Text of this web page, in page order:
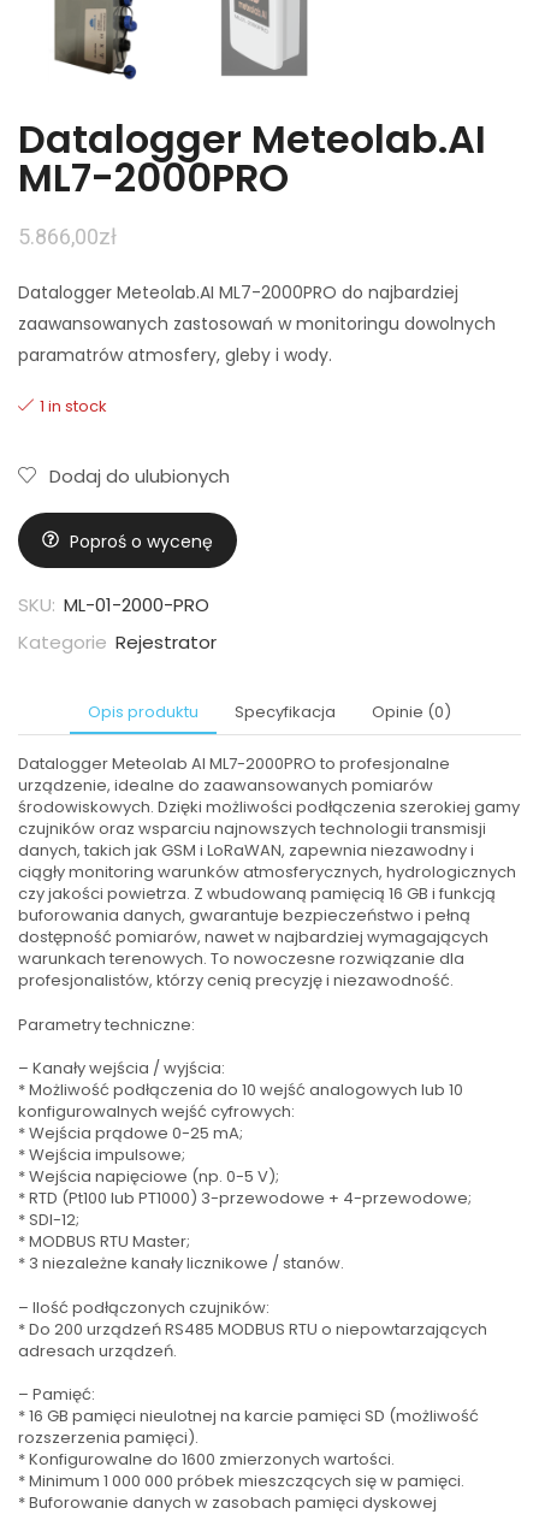
Datalogger Meteolab.AI
ML7-2000PRO
5.866,00zł
Datalogger Meteolab.AI ML7-2000PRO do najbardziej
zaawansowanych zastosowań w monitoringu dowolnych
paramatrów atmosfery, gleby i wody.
1 in stock
Dodaj do ulubionych
Poproś o wycenę
SKU: ML-01-2000-PRO
Kategorie Rejestrator
Opis produktu Specyfikacja Opinie (0)
Datalogger Meteolab AI ML7-2000PRO to profesjonalne
urządzenie, idealne do zaawansowanych pomiarów
środowiskowych. Dzięki możliwości podłączenia szerokiej gamy
czujników oraz wsparciu najnowszych technologii transmisji
danych, takich jak GSM i LoRaWAN, zapewnia niezawodny i
ciągły monitoring warunków atmosferycznych, hydrologicznych
czy jakości powietrza. Z wbudowaną pamięcią 16 GB i funkcją
buforowania danych, gwarantuje bezpieczeństwo i pełną
dostępność pomiarów, nawet w najbardziej wymagających
warunkach terenowych. To nowoczesne rozwiązanie dla
profesjonalistów, którzy cenią precyzję i niezawodność.
Parametry techniczne:
– Kanały wejścia / wyjścia:
* Możliwość podłączenia do 10 wejść analogowych lub 10
konfigurowalnych wejść cyfrowych:
* Wejścia prądowe 0-25 mA;
* Wejścia impulsowe;
* Wejścia napięciowe (np. 0-5 V);
* RTD (Pt100 lub PT1000) 3-przewodowe + 4-przewodowe;
* SDI-12;
* MODBUS RTU Master;
* 3 niezależne kanały licznikowe / stanów.
– Ilość podłączonych czujników:
* Do 200 urządzeń RS485 MODBUS RTU o niepowtarzających
adresach urządzeń.
– Pamięć:
* 16 GB pamięci nieulotnej na karcie pamięci SD (możliwość
rozszerzenia pamięci).
* Konfigurowalne do 1600 zmierzonych wartości.
* Minimum 1 000 000 próbek mieszczących się w pamięci.
* Buforowanie danych w zasobach pamięci dyskowej